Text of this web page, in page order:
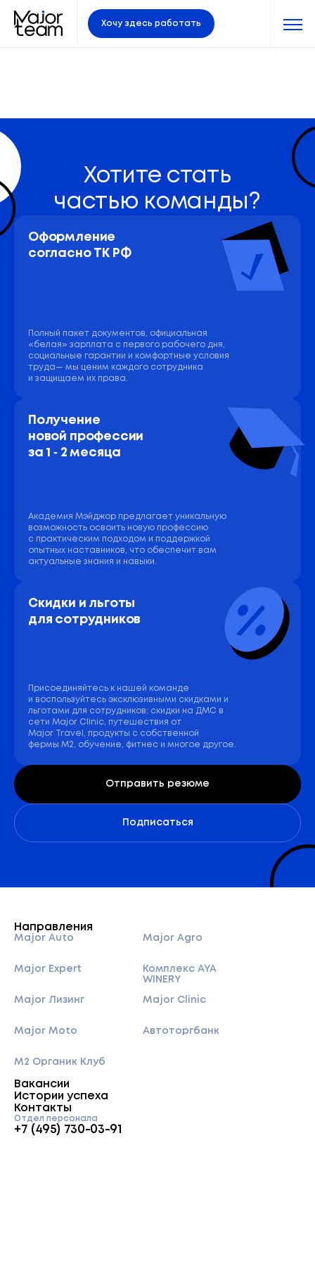
Хочу здесь работать
Хотите стать
частью команды?
Оформление
согласно ТК РФ
Полный пакет документов, официальная
«белая» зарплата с первого рабочего дня,
социальные гарантии и комфортные условия
труда— мы ценим каждого сотрудника
и защищаем их права.
Получение
новой профессии
за 1 ‑ 2 месяца
Академия Мэйджор предлагает уникальную
возможность освоить новую профессию
с практическим подходом и поддержкой
опытных наставников, что обеспечит вам
актуальные знания и навыки.
Скидки и льготы
для сотрудников
Присоединяйтесь к нашей команде
и воспользуйтесь эксклюзивными скидками и
льготами для сотрудников: скидки на ДМС в
сети Major Clinic, путешествия от
Major Travel, продукты с собственной
фермы М2, обучение, фитнес и многое другое.
Отправить резюме
Подписаться
Направления
Major Auto
Major Expert
Major Лизинг
Major Moto
M2 Органик Клуб
Major Agro
Комплекс AYA
WINERY
Major Clinic
Автоторгбанк
Вакансии
Истории успеха
Контакты
Отдел персонала
+7 (495) 730-03-91